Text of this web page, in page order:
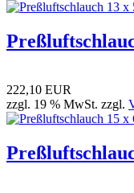
222,10 EUR
zzgl. 19 % MwSt. zzgl.